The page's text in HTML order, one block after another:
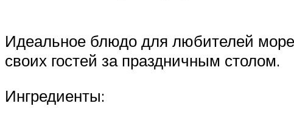
Идеальное блюдо для любителей
своих гостей за праздничным столом.
Ингредиенты: